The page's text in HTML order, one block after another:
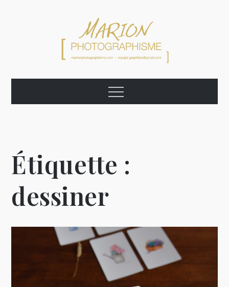
Marion
Photographisme
Menu
Étiquette :
dessiner